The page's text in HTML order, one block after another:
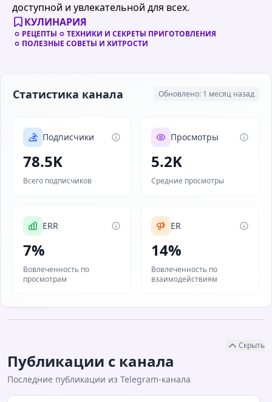
доступной и увлекательной для всех.
КУЛИНАРИЯ
РЕЦЕПТЫ
ТЕХНИКИ И СЕКРЕТЫ ПРИГОТОВЛЕНИЯ
ПОЛЕЗНЫЕ СОВЕТЫ И ХИТРОСТИ
Статистика канала Обновлено: 1 месяц назад
Подписчики
78.5K
Всего подписчиков
Просмотры
5.2K
Средние просмотры
ERR
7%
Вовлеченность по
просмотрам
ER
14%
Вовлеченность по
взаимодействиям
Скрыть
Публикации с канала
Последние публикации из Telegram-канала